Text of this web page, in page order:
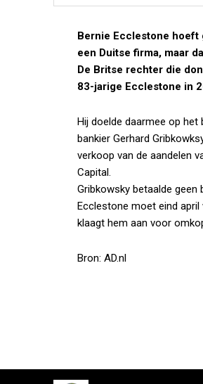
Bernie Ecclestone hoeft
een Duitse firma, maar
De Britse rechter die
83-jarige Ecclestone in
Hij doelde daarmee op het
bankier Gerhard
verkoop van de aandelen
Capital.
Gribkowsky betaalde
Ecclestone moet eind
klaagt hem aan voor
Bron: AD.nl